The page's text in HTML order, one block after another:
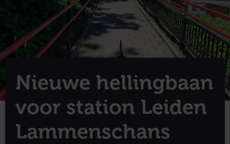
Nieuwe hellingbaan
voor station Leiden
Lammenschans